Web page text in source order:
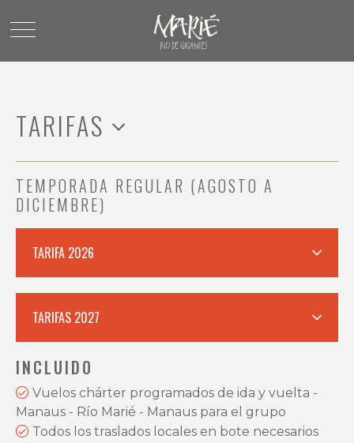
TARIFAS
TEMPORADA REGULAR (AGOSTO A
DICIEMBRE)
TARIFA 2026
TARIFAS 2027
INCLUIDO
Vuelos chárter programados de ida y vuelta -
Manaus - Río Marié - Manaus para el grupo
Todos los traslados locales en bote necesarios